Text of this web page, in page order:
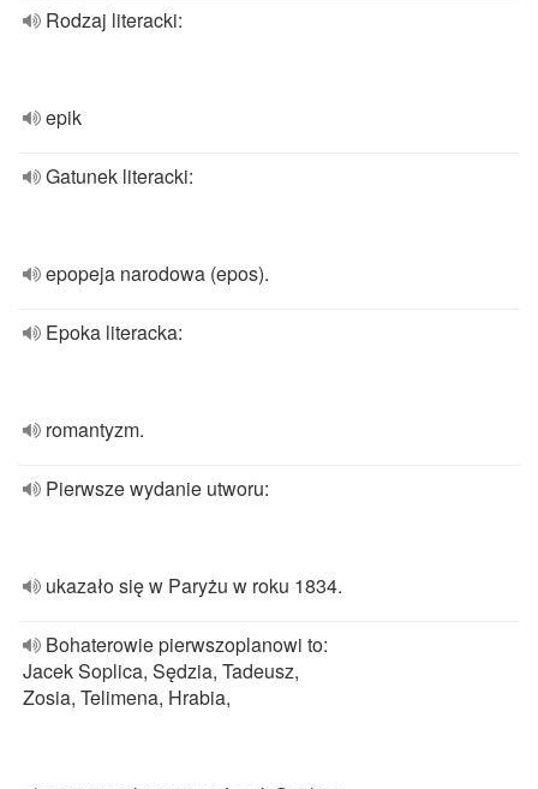
Rodzaj literacki:
epik
Gatunek literacki:
epopeja narodowa (epos).
Epoka literacka:
romantyzm.
Pierwsze wydanie utworu:
ukazało się w Paryżu w roku 1834.
Bohaterowie pierwszoplanowi to:
Jacek Soplica, Sędzia, Tadeusz,
Zosia, Telimena, Hrabia,